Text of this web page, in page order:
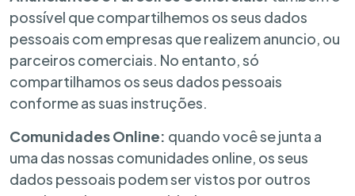
possível que compartilhemos os seus dados
pessoais com empresas que realizem anuncio, ou
parceiros comerciais. No entanto, só
compartilhamos os seus dados pessoais
conforme as suas instruções.
Comunidades Online: quando você se junta a
uma das nossas comunidades online, os seus
dados pessoais podem ser vistos por outros